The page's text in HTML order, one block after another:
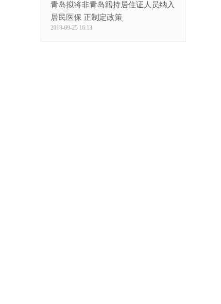
青岛拟将非青岛籍持居住证人员纳入
居民医保 正制定政策
2018-09-25 16:13